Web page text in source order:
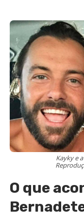
Kayky e
O que